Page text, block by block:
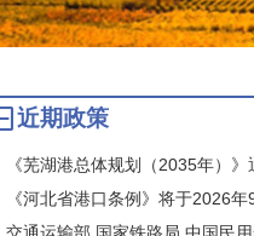
近期政策
《芜湖港总体规划（2035年）
《河北省港口条例》将于2026